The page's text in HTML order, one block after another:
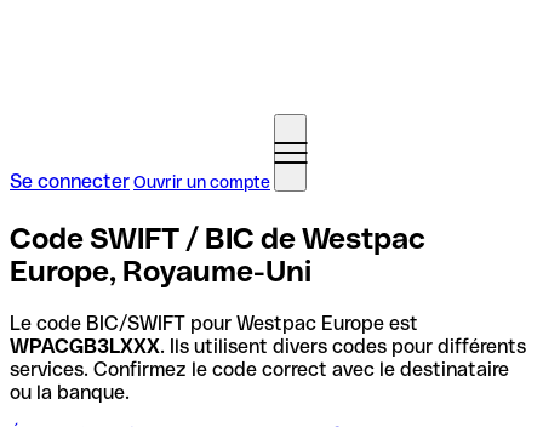
Se connecterOuvrir un compte
Code SWIFT / BIC de Westpac
Europe, Royaume-Uni
Le code BIC/SWIFT pour Westpac Europe est
WPACGB3LXXX. Ils utilisent divers codes pour différents
services. Confirmez le code correct avec le destinataire
ou la banque.